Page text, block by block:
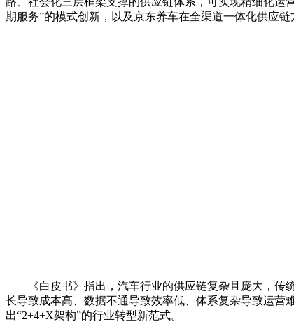
期服务”的模式创新，以及京东养车在全渠道一体化供应
《白皮书》指出，汽车行业的供应链复杂且庞大，
长导致成本高、数据不通导致效率低、体系复杂导致运营
出“2+4+X架构”的行业转型新范式。